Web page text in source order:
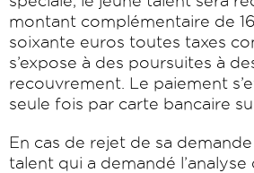
montant complémentaire de
soixante euros toutes taxes
s’expose à des poursuites à
recouvrement. Le paiement
seule fois par carte bancaire
En cas de rejet de sa
talent qui a demandé l’analyse